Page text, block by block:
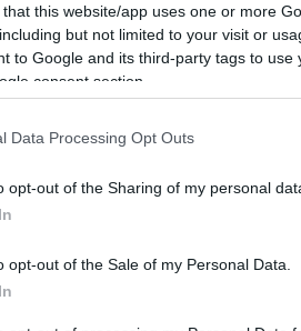
that this website/app uses one or more
but not limited to your visit or
to Google and its third-party tags to
consent section.
Data Processing Opt Outs
opt-out of the Sharing of my personal
opt-out of the Sale of my Personal Data.
αρνητική τάση,«η ΕΕ θα
όλα τα μέσα και τις
Υπογραμμίζεται, επίσης,
τέτοιο βαθμό που η ΕΕ
σε βάθος. Παράλληλα,
της Τουρκίας σε ό,τι
της συζήτησης στην